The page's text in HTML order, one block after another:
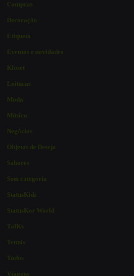
Compras
Decoração
Etiqueta
Eventos e novidades
Kloset
Leituras
Moda
Música
Negócios
Objetos de Desejo
Sabores
Sem categoria
StatusKids
StatusKor World
TalKs
Tennis
Todos
Viagens